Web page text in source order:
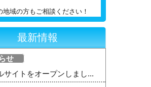
地域の方もご相談ください！
最新情報
せ
サイトをオープンしまし...